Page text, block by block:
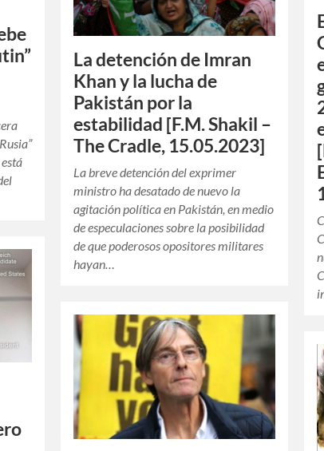
La detención de Imran
Khan y la lucha de
Pakistán por la
estabilidad [F.M. Shakil –
The Cradle, 15.05.2023]
La breve detención del exprimer
ministro ha desatado de nuevo la
agitación política en Pakistán, en medio
de especulaciones sobre la posibilidad
de que poderosos opositores militares
hayan…